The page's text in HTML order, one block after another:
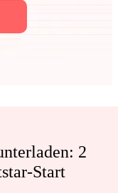
2
Start